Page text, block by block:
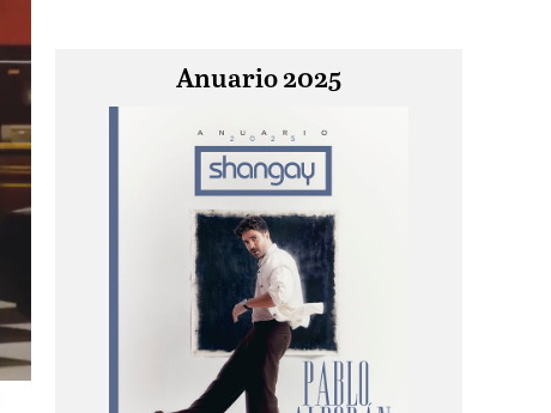
Anuario 2025